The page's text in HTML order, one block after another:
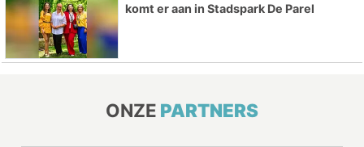
komt er aan in Stadspark De Parel
ONZE PARTNERS